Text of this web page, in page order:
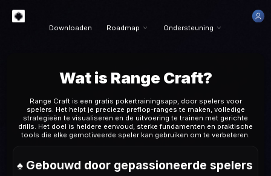
Downloaden Roadmap Ondersteuning
Wat is Range Craft?
Range Craft is een gratis pokertrainingsapp, door spelers voor
spelers. Het helpt je precieze preflop-ranges te maken, volledige
strategieën te visualiseren en de uitvoering te trainen met gerichte
drills. Het doel is heldere eenvoud, sterke fundamenten en praktische
tools die elke gemotiveerde speler kan gebruiken om te verbeteren.
♠️ Gebouwd door gepassioneerde spelers